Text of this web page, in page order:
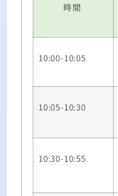
時間
10:00-10:05
10:05-10:30
10:30-10:55